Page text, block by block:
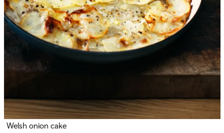
Welsh onion cake